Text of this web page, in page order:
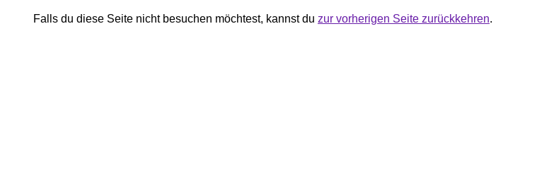
Falls du diese Seite nicht besuchen möchtest, kannst du zur vorherigen Seite zurückkehren.